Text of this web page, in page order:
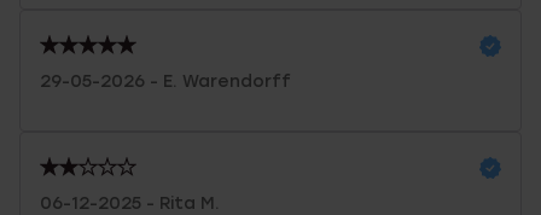
29-05-2026 - E. Warendorff
06-12-2025 - Rita M.